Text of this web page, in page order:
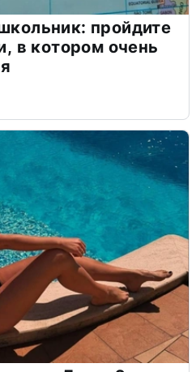
пройдите
в котором очень